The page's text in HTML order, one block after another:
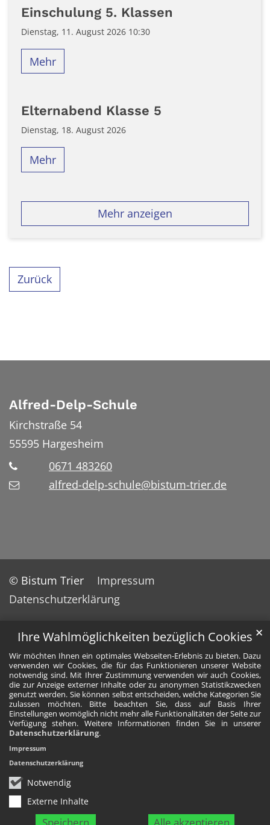
Ihre Wahlmöglichkeiten bezüglich Cookies
Wir möchten Ihnen ein optimales Webseiten-Erlebnis zu bieten. Dazu
verwenden wir Cookies, die für das Funktionieren unserer Website
notwendig sind. Mit Ihrer Zustimmung verwenden wir auch Cookies,
die zur Anzeige externer Inhalte oder zu anonymen Statistikzwecken
genutzt werden. Sie können selbst entscheiden, welche Kategorien Sie
zulassen möchten. Bitte beachten Sie, dass auf Basis Ihrer
Einstellungen womöglich nicht mehr alle Funktionalitäten der Seite zur
Verfügung stehen. Weitere Informationen finden Sie in unserer
Datenschutzerklärung.
Notwendig
Externe Inhalte
Speichern Alle akzeptieren
✕
Impressum
Datenschutzerklärung
Einschulung 5. Klassen
Dienstag, 11. August 2026 10:30
Mehr
Elternabend Klasse 5
Dienstag, 18. August 2026
Mehr
Mehr anzeigen
Zurück
Alfred-Delp-Schule
Kirchstraße 54
55595 Hargesheim
0671 483260
alfred-delp-schule@bistum-trier.de
© Bistum Trier
Impressum
Datenschutzerklärung